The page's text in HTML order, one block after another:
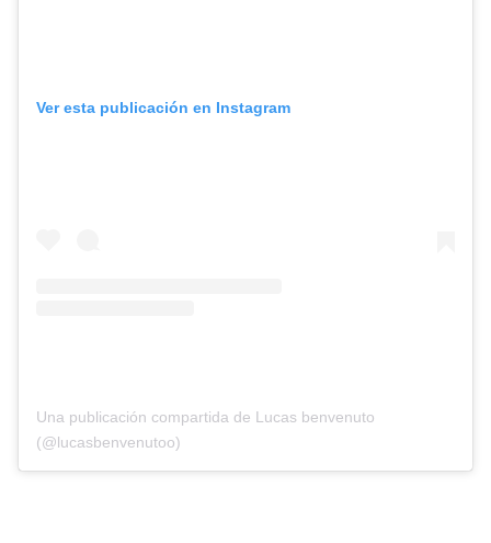
Ver esta publicación en Instagram
Una publicación compartida de Lucas benvenuto
(@lucasbenvenutoo)